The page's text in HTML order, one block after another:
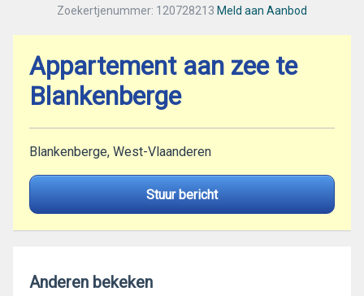
Zoekertjenummer: 120728213 Meld aan Aanbod
Appartement aan zee te
Blankenberge
Blankenberge, West-Vlaanderen
Stuur bericht
Anderen bekeken